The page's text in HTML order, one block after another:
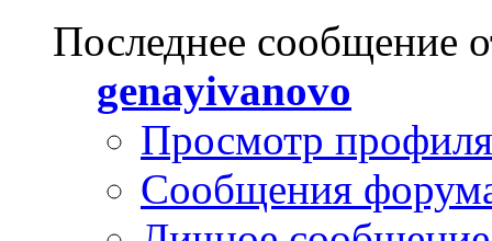
Последнее сообщение
genayivanovo
Просмотр профиля
Сообщения